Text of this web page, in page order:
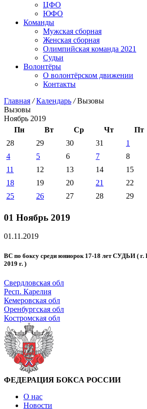
ЦФО
ЮФО
Команды
Мужская сборная
Женская сборная
Олимпийская команда 2021
Судьи
Волонтёры
О волонтёрском движении
Контакты
Главная / Календарь /Вызовы
Вызовы
Ноябрь 2019
Пн
Вт Ср Чт Пт
28
29 30 31 1
4
5 6 7 8
11
12 13 14 15
18
19 20 21 22
25
26 27 28 29
01 Ноябрь 2019
01.11.2019
ВС по боксу среди юниорок 17-18 лет СУДЬИ ( г.
2019 г. )
Свердловская обл
Респ. Карелия
Кемеровская обл
Оренбургская обл
Костромская обл
ФЕДЕРАЦИЯ БОКСА РОССИИ
О нас
Новости